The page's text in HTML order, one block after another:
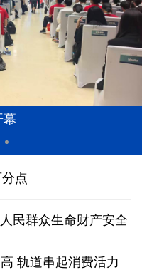
幕
点
民群众生命财产安全
轨道串起消费活力